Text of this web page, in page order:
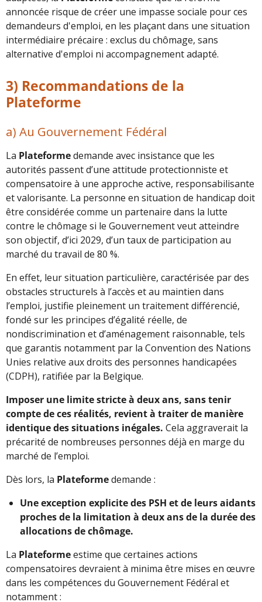
annoncée risque de créer une impasse sociale pour ces
demandeurs d'emploi, en les plaçant dans une situation
intermédiaire précaire : exclus du chômage, sans
alternative d'emploi ni accompagnement adapté.
3) Recommandations de la
Plateforme
a) Au Gouvernement Fédéral
La Plateformedemande avec insistance que les
autorités passent d’une attitude protectionniste et
compensatoire à une approche active, responsabilisante
et valorisante. La personne en situation de handicap doit
être considérée comme un partenaire dans la lutte
contre le chômage si le Gouvernement veut atteindre
son objectif, d’ici 2029, d’un taux de participation au
marché du travail de 80 %.
En effet, leur situation particulière, caractérisée par des
obstacles structurels à l’accès et au maintien dans
l’emploi, justifie pleinement un traitement différencié,
fondé sur les principes d’égalité réelle, de
nondiscrimination et d’aménagement raisonnable, tels
que garantis notamment par la Convention des Nations
Unies relative aux droits des personnes handicapées
(CDPH), ratifiée par la Belgique.
Imposer une limite stricte à deux ans, sans tenir
compte de ces réalités, revient à traiter de manière
identique des situations inégales. Cela aggraverait la
précarité de nombreuses personnes déjà en marge du
marché de l’emploi.
Dès lors, la Plateformedemande :
Une exception explicite des PSH et de leurs aidants
proches de la limitation à deux ans de la durée des
allocations de chômage.
La Plateformeestime que certaines actions
compensatoires devraient à minima être mises en œuvre
dans les compétences du Gouvernement Fédéral et
notamment :